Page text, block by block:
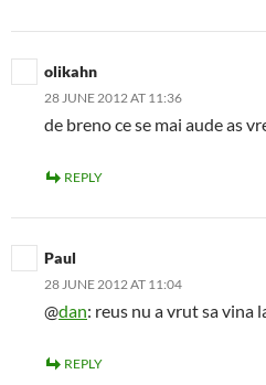
olikahn
28 JUNE 2012 AT 11:36
de breno ce se mai aude as
REPLY
Paul
28 JUNE 2012 AT 11:04
@dan: reus nu a vrut sa vina
REPLY